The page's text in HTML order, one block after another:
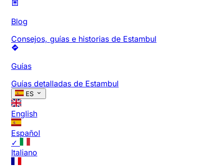
Blog
Consejos, guías e historias de Estambul
Guías
Guías detalladas de Estambul
ES
English
Español
✓
Italiano